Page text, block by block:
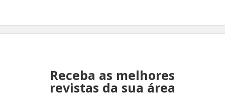
Receba as melhores
revistas da sua área